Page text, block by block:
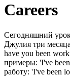
Careers
Сегодняшний
Джулия три
have you been
примеры: 'I've
работу: 'I've been